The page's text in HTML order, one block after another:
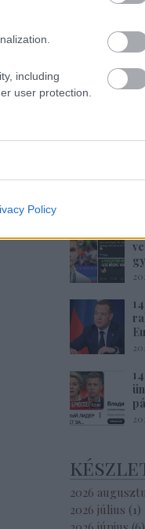
including
user protection.
Policy
2026
2026 július ( 1)